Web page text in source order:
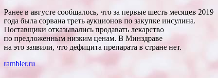
Ранее в августе сообщалось, что за первые шесть месяцев 2019
года была сорвана треть аукционов по закупке инсулина.
Поставщики отказывались продавать лекарство
по предложенным низким ценам. В Минздраве
на это заявили, что дефицита препарата в стране нет.
rambler.ru